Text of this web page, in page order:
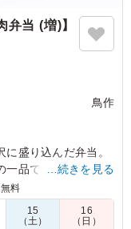
弁当 (増)】
鳥作
盛り込んだ弁当。
一品です。食欲をそ
ムを演出します。
…続きを見る
料
15
（土）
16
（日）